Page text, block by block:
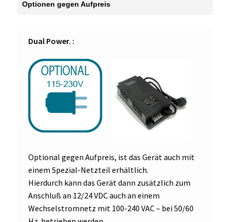
Optionen gegen Aufpreis
Dual Power. :
Optional gegen Aufpreis, ist das Gerät auch mit
einem Spezial-Netzteil erhältlich.
Hierdurch kann das Gerät dann zusätzlich zum
Anschluß an 12/24 VDC auch an einem
Wechselstromnetz mit 100-240 VAC – bei 50/60